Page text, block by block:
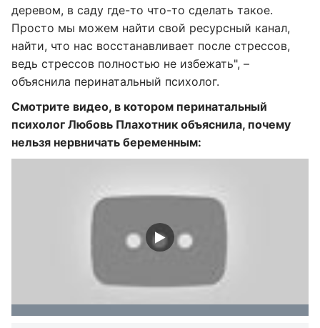
деревом, в саду где-то что-то сделать такое.
Просто мы можем найти свой ресурсный канал,
найти, что нас восстанавливает после стрессов,
ведь стрессов полностью не избежать", –
объяснила перинатальный психолог.
Смотрите видео, в котором перинатальный
психолог Любовь Плахотник объяснила, почему
нельзя нервничать беременным: